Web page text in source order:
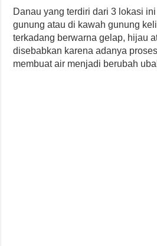
Danau yang terdiri dari 3 lokasi
gunung atau di kawah gunung
terkadang berwarna gelap, hijau
disebabkan karena adanya
membuat air menjadi berubah